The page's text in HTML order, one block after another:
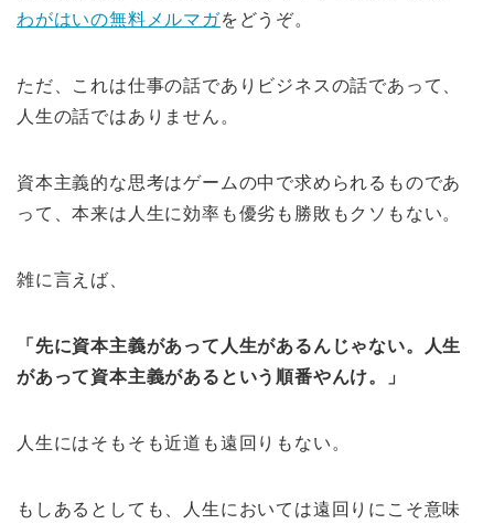
わがはいの無料メルマガをどうぞ。
ただ、これは仕事の話でありビジネスの話であって、
人生の話ではありません。
資本主義的な思考はゲームの中で求められるものであ
って、本来は人生に効率も優劣も勝敗もクソもない。
雑に言えば、
「先に資本主義があって人生があるんじゃない。人生
があって資本主義があるという順番やんけ。」
人生にはそもそも近道も遠回りもない。
もしあるとしても、人生においては遠回りにこそ意味